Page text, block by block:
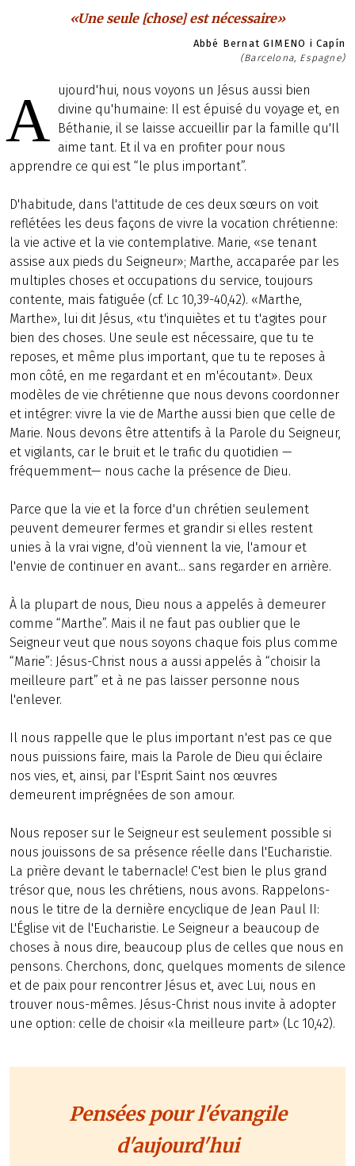
«Une seule [chose] est nécessaire»
Abbé Bernat GIMENO i Capín
(Barcelona, Espagne)
A
ujourd'hui, nous voyons un Jésus aussi bien
divine qu'humaine: Il est épuisé du voyage et, en
Béthanie, il se laisse accueillir par la famille qu'Il
aime tant. Et il va en profiter pour nous
apprendre ce qui est “le plus important”.
D'habitude, dans l'attitude de ces deux sœurs on voit
reflétées les deus façons de vivre la vocation chrétienne:
la vie active et la vie contemplative. Marie, «se tenant
assise aux pieds du Seigneur»; Marthe, accaparée par les
multiples choses et occupations du service, toujours
contente, mais fatiguée (cf. Lc 10,39-40,42). «Marthe,
Marthe», lui dit Jésus, «tu t'inquiètes et tu t'agites pour
bien des choses. Une seule est nécessaire, que tu te
reposes, et même plus important, que tu te reposes à
mon côté, en me regardant et en m'écoutant». Deux
modèles de vie chrétienne que nous devons coordonner
et intégrer: vivre la vie de Marthe aussi bien que celle de
Marie. Nous devons être attentifs à la Parole du Seigneur,
et vigilants, car le bruit et le trafic du quotidien —
fréquemment— nous cache la présence de Dieu.
Parce que la vie et la force d'un chrétien seulement
peuvent demeurer fermes et grandir si elles restent
unies à la vrai vigne, d'où viennent la vie, l'amour et
l'envie de continuer en avant... sans regarder en arrière.
À la plupart de nous, Dieu nous a appelés à demeurer
comme “Marthe”. Mais il ne faut pas oublier que le
Seigneur veut que nous soyons chaque fois plus comme
“Marie”: Jésus-Christ nous a aussi appelés à “choisir la
meilleure part” et à ne pas laisser personne nous
l'enlever.
Il nous rappelle que le plus important n'est pas ce que
nous puissions faire, mais la Parole de Dieu qui éclaire
nos vies, et, ainsi, par l'Esprit Saint nos œuvres
demeurent imprégnées de son amour.
Nous reposer sur le Seigneur est seulement possible si
nous jouissons de sa présence réelle dans l'Eucharistie.
La prière devant le tabernacle! C'est bien le plus grand
trésor que, nous les chrétiens, nous avons. Rappelons-
nous le titre de la dernière encyclique de Jean Paul II:
L'Église vit de l'Eucharistie. Le Seigneur a beaucoup de
choses à nous dire, beaucoup plus de celles que nous en
pensons. Cherchons, donc, quelques moments de silence
et de paix pour rencontrer Jésus et, avec Lui, nous en
trouver nous-mêmes. Jésus-Christ nous invite à adopter
une option: celle de choisir «la meilleure part» (Lc 10,42).
Pensées pour l'évangile
d'aujourd'hui